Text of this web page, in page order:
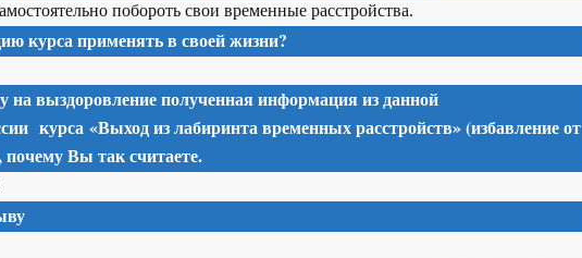
побороть свои временные расстройства.
курса применять в своей жизни?
на выздоровление полученная информация из данной
курса «Выход из лабиринта временных расстройств» (избавление от
Вы так считаете.